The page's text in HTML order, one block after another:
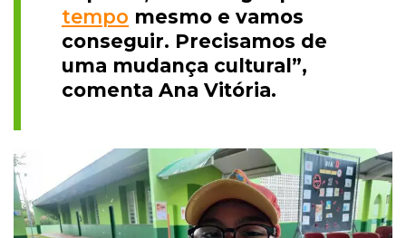
tempo mesmo e vamos
conseguir. Precisamos de
uma mudança cultural”,
comenta Ana Vitória.